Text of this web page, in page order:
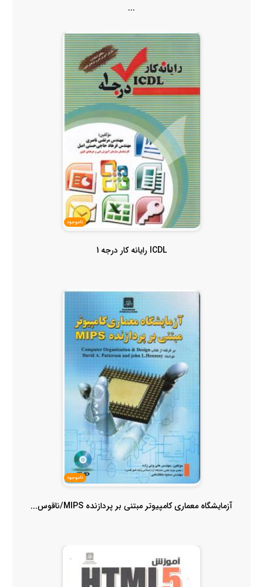
...
ناموجود
ICDL رایانه کار درجه 1
ناموجود
آزمایشگاه معماری کامپیوتر مبتنی بر پردازنده MIPS/ناقوس...